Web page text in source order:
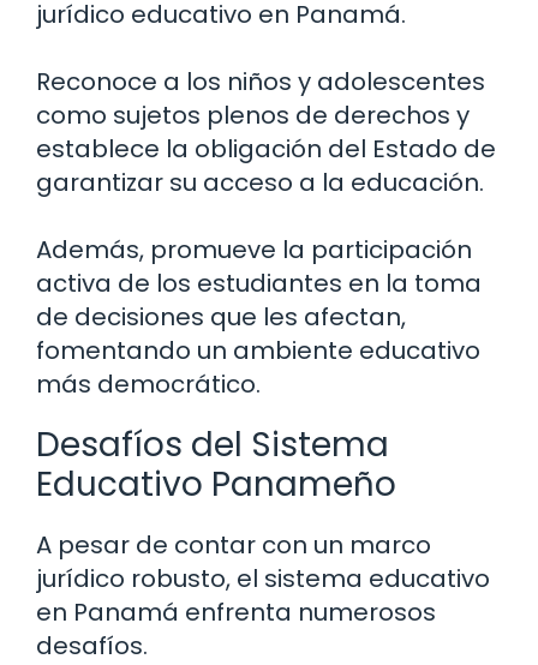
jurídico educativo en Panamá.
Reconoce a los niños y adolescentes
como sujetos plenos de derechos y
establece la obligación del Estado de
garantizar su acceso a la educación.
Además, promueve la participación
activa de los estudiantes en la toma
de decisiones que les afectan,
fomentando un ambiente educativo
más democrático.
Desafíos del Sistema
Educativo Panameño
A pesar de contar con un marco
jurídico robusto, el sistema educativo
en Panamá enfrenta numerosos
desafíos.